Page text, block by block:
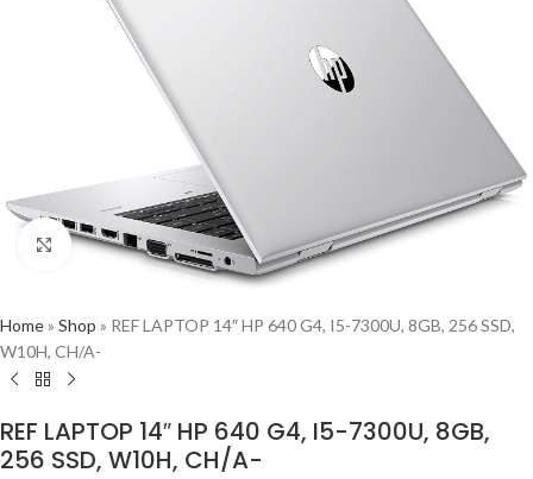
Click to enlarge
Home» Shop » REF LAPTOP 14″ HP 640 G4, I5-7300U, 8GB, 256 SSD,
W10H, CH/A-
REF LAPTOP 14″ HP 640 G4, I5-7300U, 8GB,
256 SSD, W10H, CH/A-